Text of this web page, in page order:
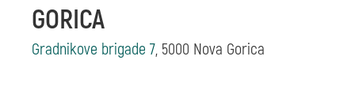
GORICA
Gradnikove brigade 7, 5000 Nova Gorica